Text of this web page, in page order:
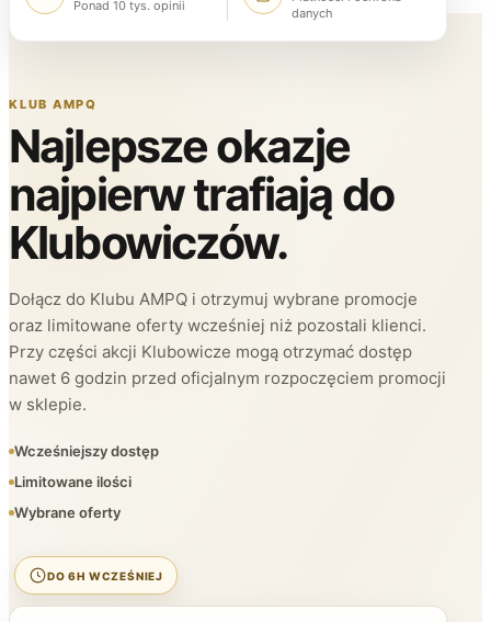
Ponad 10 tys. opinii
danych
KLUB AMPQ
Najlepsze okazje
najpierw trafiają do
Klubowiczów.
Dołącz do Klubu AMPQ i otrzymuj wybrane promocje
oraz limitowane oferty wcześniej niż pozostali klienci.
Przy części akcji Klubowicze mogą otrzymać dostęp
nawet 6 godzin przed oficjalnym rozpoczęciem promocji
w sklepie.
Wcześniejszy dostęp
Limitowane ilości
Wybrane oferty
DO 6H WCZEŚNIEJ